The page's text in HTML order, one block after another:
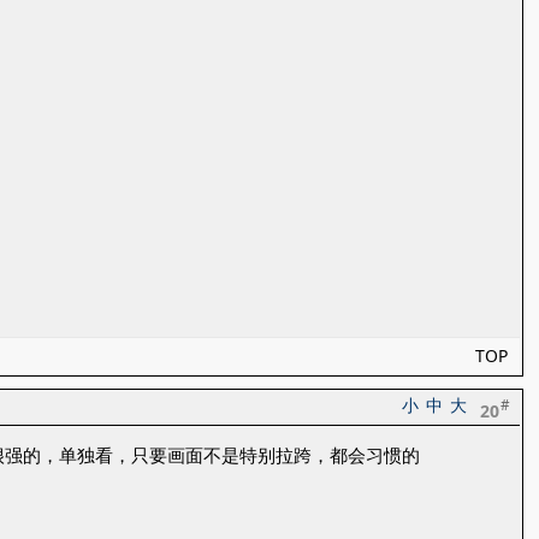
TOP
20#
大
中
小
的，单独看，只要画面不是特别拉跨，都会习惯的